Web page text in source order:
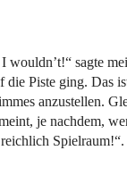
wouldn’t!“ sagte
die Piste ging. Das
anzustellen.
je nachdem,
Spielraum!“.